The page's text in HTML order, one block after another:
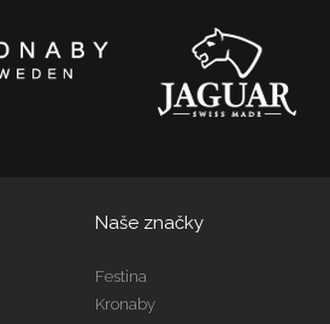
Naše značky
Festina
Kronaby